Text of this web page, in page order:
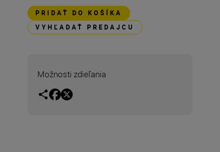
PRIDAŤ DO KOŠÍKA
VYHĽADAŤ PREDAJCU
Možnosti zdieľania